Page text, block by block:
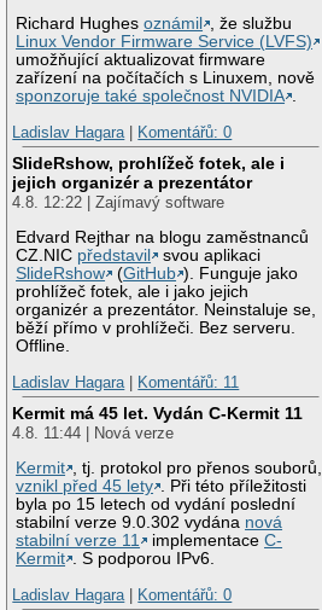
Richard Hughesoznámil
, že službu
Linux Vendor Firmware Service (LVFS)
umožňující aktualizovat firmware
zařízení na počítačích s Linuxem, nově
sponzoruje také společnost NVIDIA .
Ladislav Hagara | Komentářů: 0
SlideRshow, prohlížeč fotek, ale i
jejich organizér a prezentátor
4.8. 12:22 | Zajímavý software
Edvard Rejthar na blogu zaměstnanců
CZ.NIC představil
svou aplikaci
SlideRshow
(GitHub ). Funguje jako
prohlížeč fotek, ale i jako jejich
organizér a prezentátor. Neinstaluje se,
běží přímo v prohlížeči. Bez serveru.
Offline.
Ladislav Hagara | Komentářů: 11
Kermit má 45 let. Vydán C-Kermit 11
4.8. 11:44 | Nová verze
Kermit , tj. protokol pro přenos souborů,
vznikl před 45 lety . Při této příležitosti
byla po 15 letech od vydání poslední
stabilní verze 9.0.302 vydána nová
stabilní verze 11
implementaceC-
Kermit . S podporou IPv6.
Ladislav Hagara | Komentářů: 0